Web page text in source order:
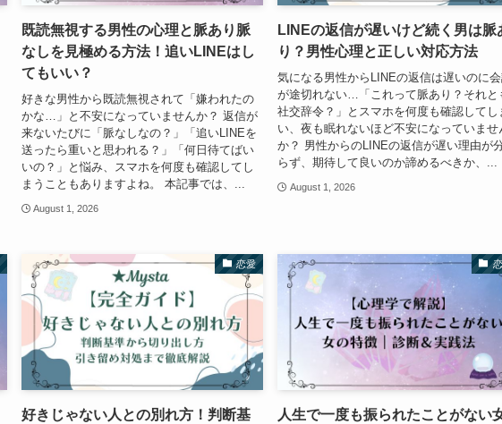
既読無視する男性の心理と脈あり脈
なしを見極める方法！追いLINEはし
てもいい？
好きな男性から既読無視されて「嫌われたの
かな…」と不安になっていませんか？ 返信が
来ないたびに「脈なしなの？」「追いLINEを
送ったら重いと思われる？」「何日待てばい
いの？」と悩み、スマホを何度も確認してし
まうこともありますよね。 本記事では、...
August 1, 2026
LINEの返信が遅いけど続く男は脈
り？男性心理と正しい対応方法
気になる男性からLINEの返信は遅いのに
が途切れない…「これって脈あり？それと
社交辞令？」とスマホを何度も確認してし
い、夜も眠れないほど不安になっていませ
か？ 男性からのLINEの返信が遅い理由が
らず、期待して良いのか諦めるべきか、...
August 1, 2026
恋愛
好きじゃない人との別れ方！判断基
人生で一度も振られたことがない